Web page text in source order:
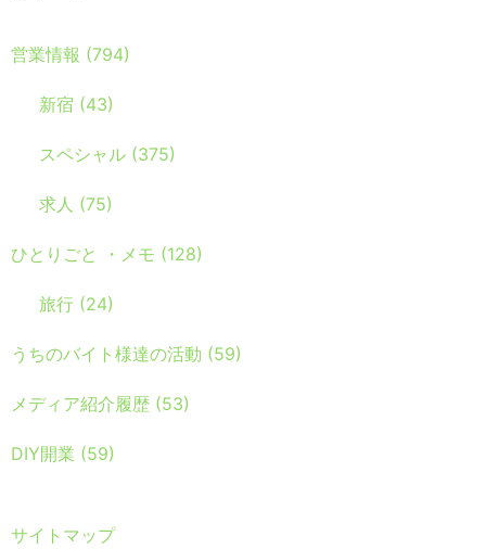
営業情報 (794)
新宿 (43)
スペシャル (375)
求人 (75)
ひとりごと ・メモ (128)
旅行 (24)
うちのバイト様達の活動 (59)
メディア紹介履歴 (53)
DIY開業 (59)
サイトマップ